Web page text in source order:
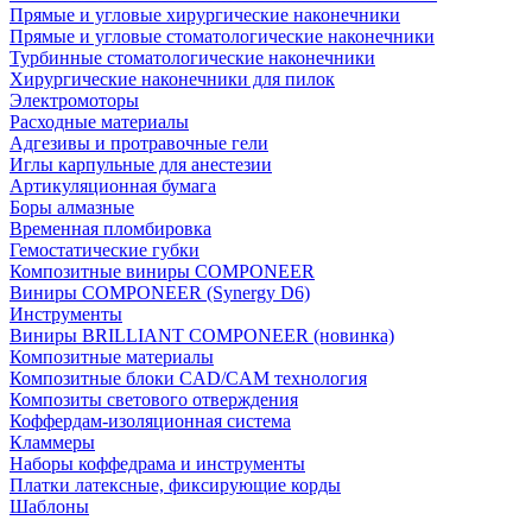
Прямые и угловые хирургические наконечники
Прямые и угловые стоматологические наконечники
Турбинные стоматологические наконечники
Хирургические наконечники для пилок
Электромоторы
Расходные материалы
Адгезивы и протравочные гели
Иглы карпульные для анестезии
Артикуляционная бумага
Боры алмазные
Временная пломбировка
Гемостатические губки
Композитные виниры COMPONEER
Виниры COMPONEER (Synergy D6)
Инструменты
Виниры BRILLIANT COMPONEER (новинка)
Композитные материалы
Композитные блоки CAD/СAM технология
Композиты светового отверждения
Коффердам-изоляционная система
Кламмеры
Наборы коффедрама и инструменты
Платки латексные, фиксирующие корды
Шаблоны